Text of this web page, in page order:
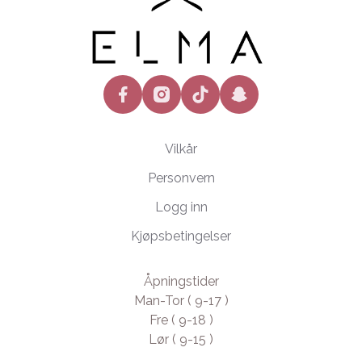
facebookinstagramtiktok snapchat
Vilkår
Personvern
Logg inn
Kjøpsbetingelser
Åpningstider
Man-Tor ( 9-17 )
Fre ( 9-18 )
Lør ( 9-15 )